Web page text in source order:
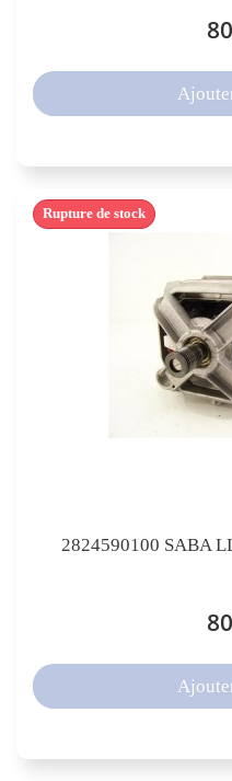
2824590100 SABA
Rupture de stock